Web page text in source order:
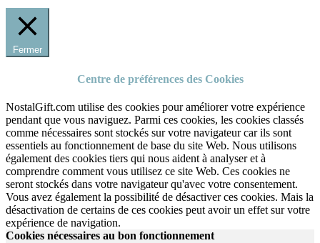
Fermer
Centre de préférences des Cookies
NostalGift.com utilise des cookies pour améliorer votre expérience
pendant que vous naviguez. Parmi ces cookies, les cookies classés
comme nécessaires sont stockés sur votre navigateur car ils sont
essentiels au fonctionnement de base du site Web. Nous utilisons
également des cookies tiers qui nous aident à analyser et à
comprendre comment vous utilisez ce site Web. Ces cookies ne
seront stockés dans votre navigateur qu'avec votre consentement.
Vous avez également la possibilité de désactiver ces cookies. Mais la
désactivation de certains de ces cookies peut avoir un effet sur votre
expérience de navigation.
Cookies nécessaires au bon fonctionnement